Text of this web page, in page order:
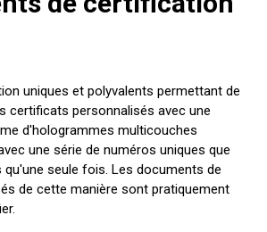
uniques et polyvalents permettant de
certificats personnalisés avec une
d'hologrammes multicouches
une série de numéros uniques que
seule fois. Les documents de
de cette manière sont pratiquement